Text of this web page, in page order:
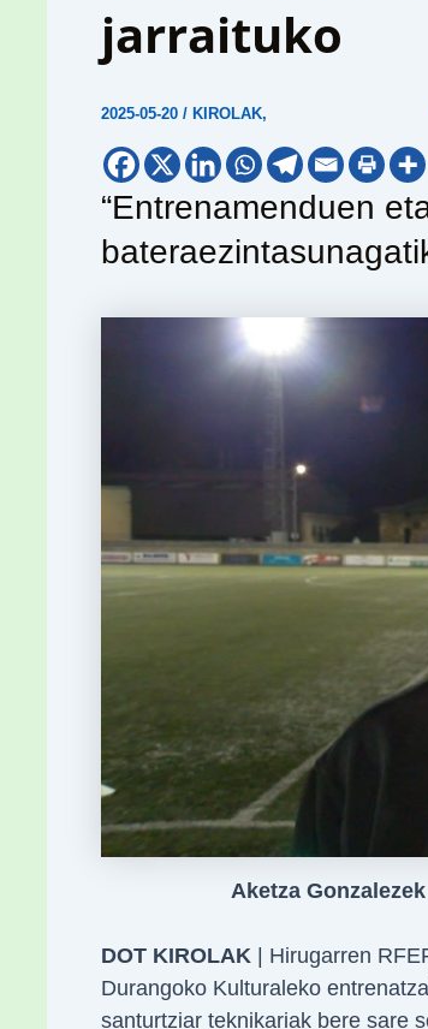
jarraituko
2025-05-20 / KIROLAK,
“Entrenamenduen
Aketza
DOT KIROLAK | Hirugarren
Durangoko Kulturaleko
santurtziar teknikariak bere sare